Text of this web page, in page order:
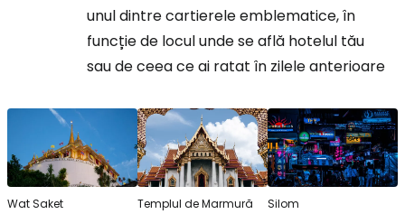
unul dintre cartierele emblematice, în
funcție de locul unde se află hotelul tău
sau de ceea ce ai ratat în zilele anterioare
Wat Saket Templul de Marmură Silom